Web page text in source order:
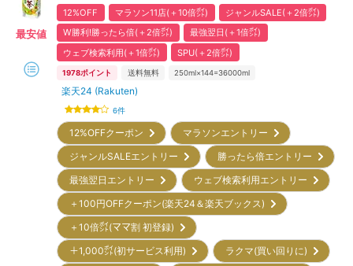
最安値
12%OFF マラソン11店(＋10倍㌽)
ジャンルSALE(＋2倍㌽)
W勝利!勝ったら倍(＋2倍㌽)
最強翌日(＋1倍㌽)
ウェブ検索利用(＋1倍㌽)
SPU(＋2倍㌽)
1978ポイント 送料無料 250ml×144=36000ml
楽天24 (Rakuten)
6件
12%OFFクーポン
マラソンエントリー
ジャンルSALEエントリー
勝ったら倍エントリー
最強翌日エントリー
ウェブ検索利用エントリー
＋100円OFFクーポン(楽天24＆楽天ブックス)
＋10倍㌽(ママ割 初登録)
＋1,000㌽(初サービス利用)
ラクマ(買い回りに)